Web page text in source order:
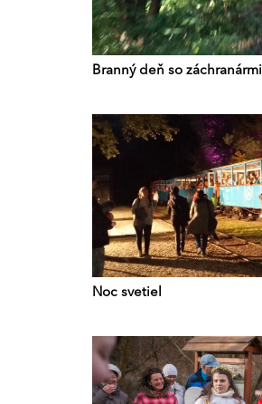
Branný deň so záchranármi
Noc svetiel